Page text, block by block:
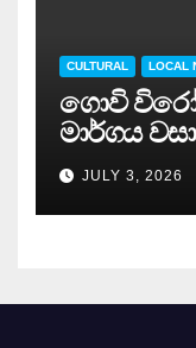
CULTURAL LOCAL
ගොවි
මාර්ගය
JULY 3, 2026